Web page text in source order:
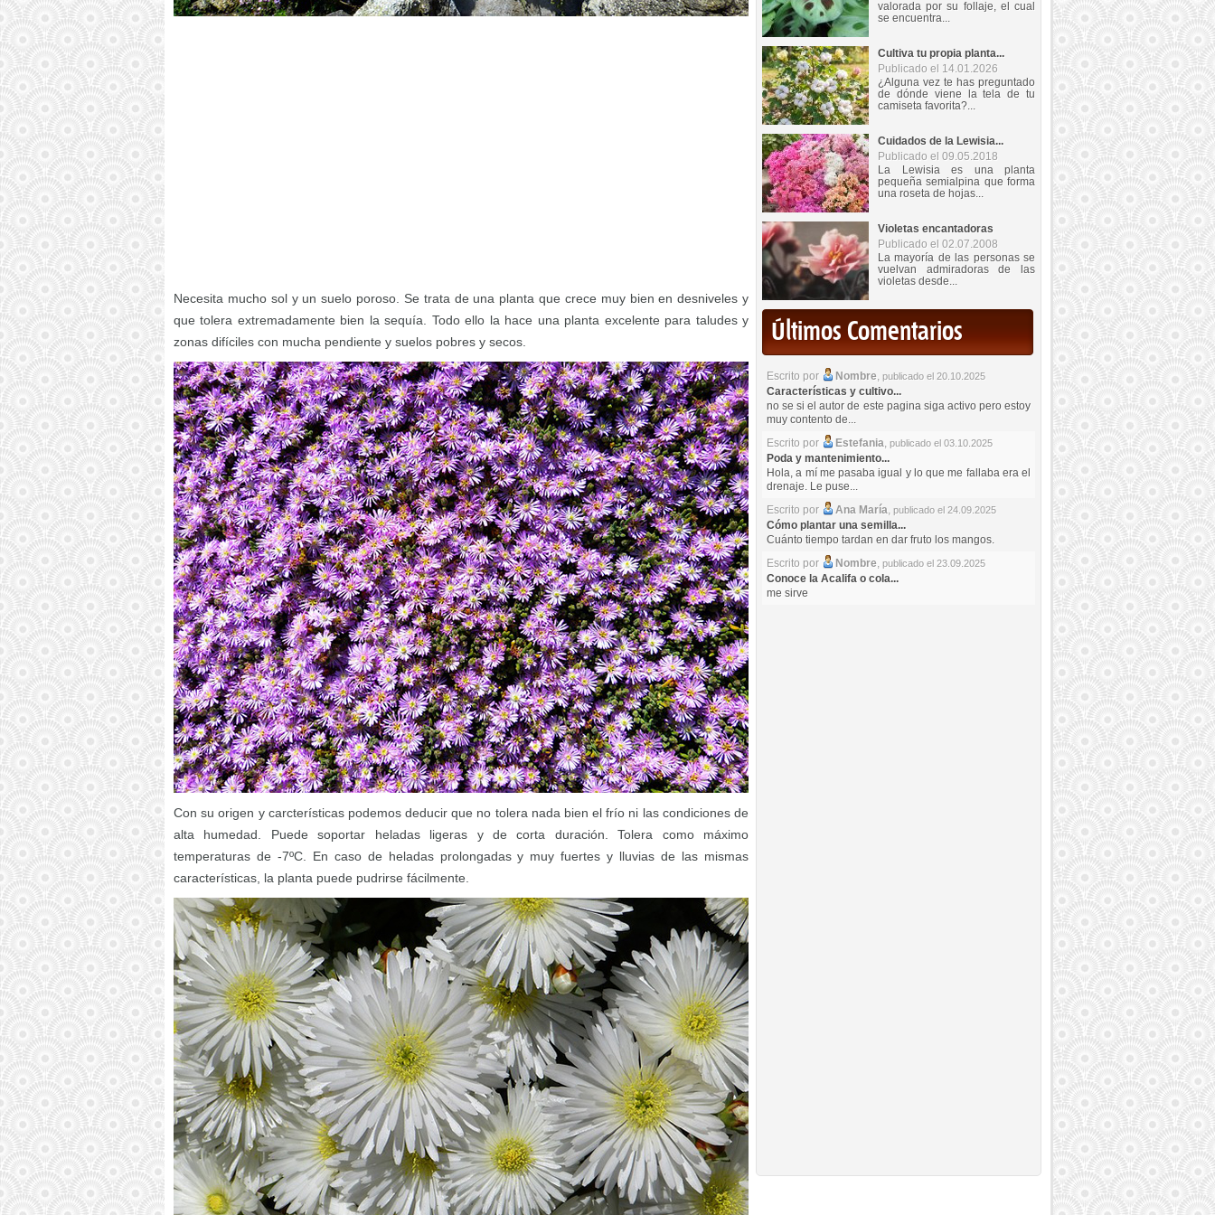
Necesita mucho sol y un suelo poroso. Se trata de una planta que crece muy bien en desniveles y
que tolera extremadamente bien la sequía. Todo ello la hace una planta excelente para taludes y
zonas difíciles con mucha pendiente y suelos pobres y secos.
Con su origen y carcterísticas podemos deducir que no tolera nada bien el frío ni las condiciones de
alta humedad. Puede soportar heladas ligeras y de corta duración. Tolera como máximo
temperaturas de -7ºC. En caso de heladas prolongadas y muy fuertes y lluvias de las mismas
características, la planta puede pudrirse fácilmente.
valorada por su follaje, el cual
se encuentra...
Cultiva tu propia planta...
Publicado el 14.01.2026
¿Alguna vez te has preguntado
de dónde viene la tela de tu
camiseta favorita?...
Cuidados de la Lewisia...
Publicado el 09.05.2018
La Lewisia es una planta
pequeña semialpina que forma
una roseta de hojas...
Violetas encantadoras
Publicado el 02.07.2008
La mayoría de las personas se
vuelvan admiradoras de las
violetas desde...
Últimos Comentarios
Escrito por Nombre, publicado el 20.10.2025
Características y cultivo...
no se si el autor de este pagina siga activo pero estoy
muy contento de...
Escrito por
Estefania, publicado el 03.10.2025
Poda y mantenimiento...
Hola, a mí me pasaba igual y lo que me fallaba era el
drenaje. Le puse...
Escrito por
Ana María, publicado el 24.09.2025
Cómo plantar una semilla...
Cuánto tiempo tardan en dar fruto los mangos.
Escrito por
Nombre, publicado el 23.09.2025
Conoce la Acalifa o cola...
me sirve